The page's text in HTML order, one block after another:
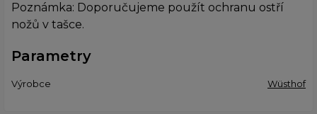
Poznámka: Doporučujeme použít ochranu ostří
nožů v tašce.
Parametry
Výrobce Wüsthof